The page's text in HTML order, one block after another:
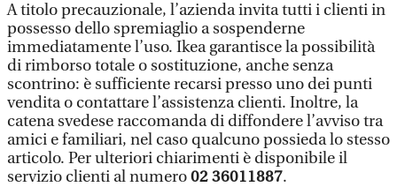
A titolo precauzionale, l’azienda invita tutti i clienti in
possesso dello spremiaglio a sospenderne
immediatamente l’uso. Ikea garantisce la possibilità
di rimborso totale o sostituzione, anche senza
scontrino: è sufficiente recarsi presso uno dei punti
vendita o contattare l’assistenza clienti. Inoltre, la
catena svedese raccomanda di diffondere l’avviso tra
amici e familiari, nel caso qualcuno possieda lo stesso
articolo. Per ulteriori chiarimenti è disponibile il
servizio clienti al numero02 36011887.